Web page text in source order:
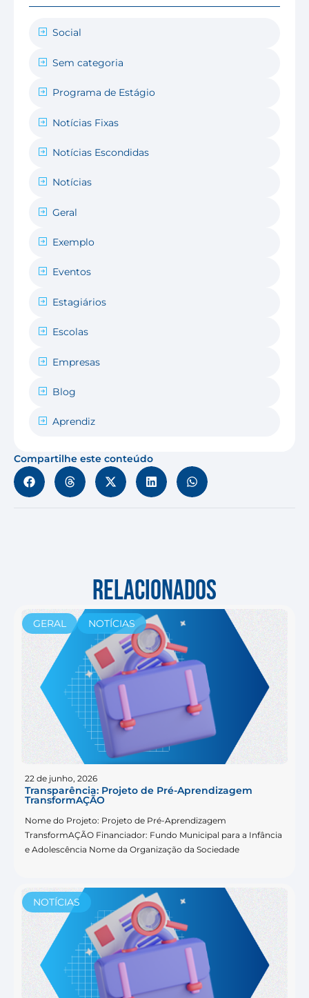
Social
Sem categoria
Programa de Estágio
Notícias Fixas
Notícias Escondidas
Notícias
Geral
Exemplo
Eventos
Estagiários
Escolas
Empresas
Blog
Aprendiz
Compartilhe este conteúdo
RELACIONADOS
GERAL NOTÍCIAS
22 de junho, 2026
Transparência: Projeto de Pré-Aprendizagem
TransformAÇÃO
Nome do Projeto: Projeto de Pré-Aprendizagem
TransformAÇÃO Financiador: Fundo Municipal para a Infância
e Adolescência Nome da Organização da Sociedade
NOTÍCIAS